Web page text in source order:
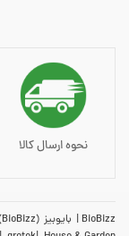
نحوه ارسال کالا
BioBizz بایوبیز (BioBizz)